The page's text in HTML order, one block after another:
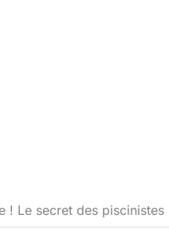
! Le secret des